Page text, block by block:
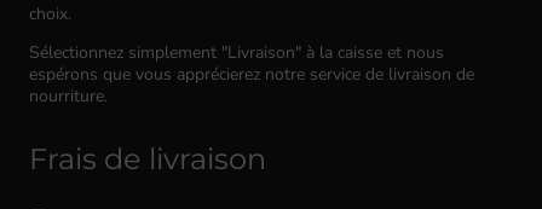
choix.
Sélectionnez simplement "Livraison" à la caisse et nous
espérons que vous apprécierez notre service de livraison de
nourriture.
Frais de livraison